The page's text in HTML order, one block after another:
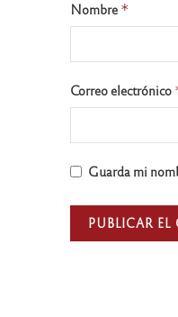
Nombre *
Correo electrónico
Guarda mi